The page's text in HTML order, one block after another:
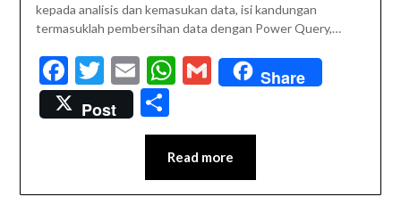
kepada analisis dan kemasukan data, isi kandungan
termasuklah pembersihan data dengan Power Query,…
Facebook
Twitter
EmailWhatsApp
GmailShare
Post
Share
Read more